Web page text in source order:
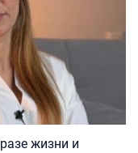
жизни и